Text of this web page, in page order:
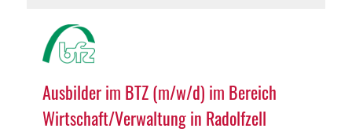
Ausbilder im BTZ (m/w/d) im Bereich
Wirtschaft/Verwaltung in Radolfzell